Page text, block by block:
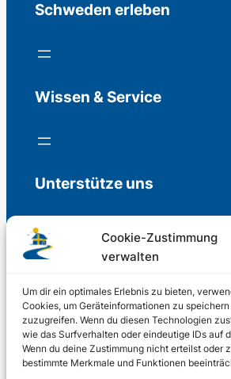
Cookie-Zustimmung
verwalten
Um dir ein optimales Erlebnis zu bieten,
Cookies, um Geräteinformationen zu
zuzugreifen. Wenn du diesen Technologien
wie das Surfverhalten oder eindeutige IDs auf
Wenn du deine Zustimmung nicht erteilst oder
bestimmte Merkmale und Funktionen
Schweden erleben
Wissen & Service
Unterstütze uns
Freiwillige Spenden für die
Support us